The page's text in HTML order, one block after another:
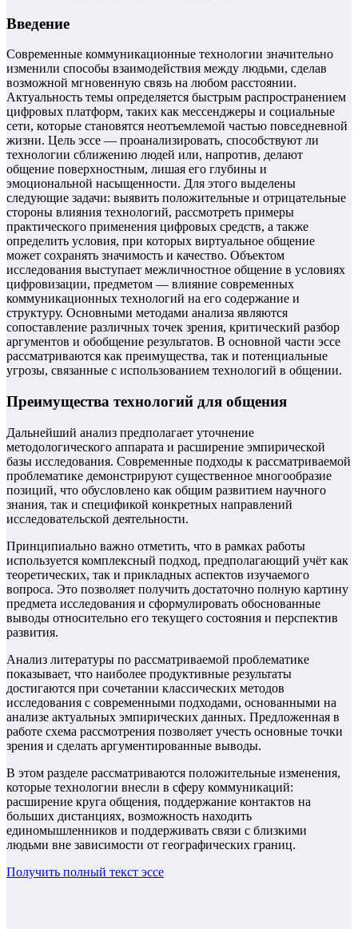
Введение
Современные коммуникационные технологии значительно
изменили способы взаимодействия между людьми, сделав
возможной мгновенную связь на любом расстоянии.
Актуальность темы определяется быстрым распространением
цифровых платформ, таких как мессенджеры и социальные
сети, которые становятся неотъемлемой частью повседневной
жизни. Цель эссе — проанализировать, способствуют ли
технологии сближению людей или, напротив, делают
общение поверхностным, лишая его глубины и
эмоциональной насыщенности. Для этого выделены
следующие задачи: выявить положительные и отрицательные
стороны влияния технологий, рассмотреть примеры
практического применения цифровых средств, а также
определить условия, при которых виртуальное общение
может сохранять значимость и качество. Объектом
исследования выступает межличностное общение в условиях
цифровизации, предметом — влияние современных
коммуникационных технологий на его содержание и
структуру. Основными методами анализа являются
сопоставление различных точек зрения, критический разбор
аргументов и обобщение результатов. В основной части эссе
рассматриваются как преимущества, так и потенциальные
угрозы, связанные с использованием технологий в общении.
Преимущества технологий для общения
Дальнейший анализ предполагает уточнение
методологического аппарата и расширение эмпирической
базы исследования. Современные подходы к рассматриваемой
проблематике демонстрируют существенное многообразие
позиций, что обусловлено как общим развитием научного
знания, так и спецификой конкретных направлений
исследовательской деятельности.
Принципиально важно отметить, что в рамках работы
используется комплексный подход, предполагающий учёт как
теоретических, так и прикладных аспектов изучаемого
вопроса. Это позволяет получить достаточно полную картину
предмета исследования и сформулировать обоснованные
выводы относительно его текущего состояния и перспектив
развития.
Анализ литературы по рассматриваемой проблематике
показывает, что наиболее продуктивные результаты
достигаются при сочетании классических методов
исследования с современными подходами, основанными на
анализе актуальных эмпирических данных. Предложенная в
работе схема рассмотрения позволяет учесть основные точки
зрения и сделать аргументированные выводы.
В этом разделе рассматриваются положительные изменения,
которые технологии внесли в сферу коммуникаций:
расширение круга общения, поддержание контактов на
больших дистанциях, возможность находить
единомышленников и поддерживать связи с близкими
людьми вне зависимости от географических границ.
Получить полный текст эссе